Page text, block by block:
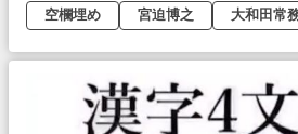
空欄埋め
宮迫博之 大和田常